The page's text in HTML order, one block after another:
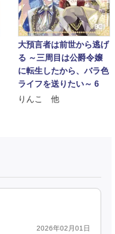
大預言者は前世から逃げ
る ～三周目は公爵令嬢
に転生したから、バラ色
ライフを送りたい～ 6
りんこ 他
2026年02月01日